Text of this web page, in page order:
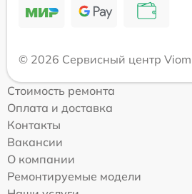
© 2026 Сервисный центр
Стоимость ремонта
Оплата и доставка
Контакты
Вакансии
О компании
Ремонтируемые модели